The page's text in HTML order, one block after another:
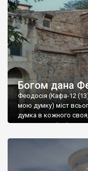
Богом дана
Феодосія (Кафа-12
мою думку) міст
думка в кожного
запрошую відвідати